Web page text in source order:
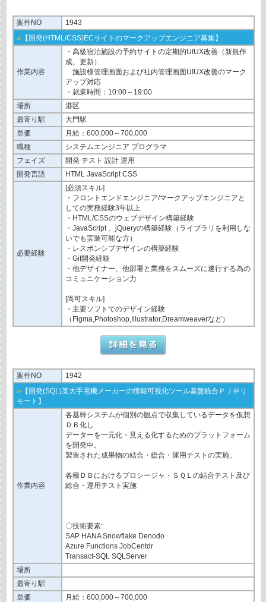
案件NO 1943
» 【開発(HTML/CSS)ECサイトのマークアップエンジニア募集】
作業内容
・高級宿泊施設の予約サイトの定期的UIUX改善（新規作
成、更新）
施設様管理画面および社内管理画面UIUX改善のマーク
アップ対応
・就業時間：10:00～19:00
場所
港区
最寄り駅
大門駅
単価
月給：600,000～700,000
職種
システムエンジニア プログラマ
フェイズ
開発 テスト 設計 運用
開発言語
HTML JavaScript CSS
必要経験
[必須スキル]
・フロントエンドエンジニア/マークアップエンジニアと
しての実務経験3年以上
・HTML/CSSのウェブデザイン構築経験
・JavaScript 、jQueryの構築経験（ライブラリを利用しな
いでも実装可能な方）
・レスポンシブデザインの構築経験
・Git開発経験
・他デザイナー、他部署と業務をスムーズに遂行する為の
コミュニケーション力
[尚可スキル]
・主要ソフトでのデザイン経験
（Figma,Photoshop,Illustrator,Dreamweaverなど）
案件NO 1942
» 【開発(SQL)某大手電機メーカーの情報可視化ツール基盤統合ＰＪ＠リ
モート】
作業内容
各基幹システムが個別の観点で収集しているデータを仮想
ＤＢ化し
データーを一元化・見える化するためのプラットフォーム
を開発中。
製造された成果物の結合・総合・運用テストの実施。
各種ＤＢにおけるプロシージャ・ＳＱＬの結合テスト及び
総合・運用テスト実施
〇技術要素:
SAP HANA Snowflake Denodo
Azure Functions JobCentdr
Transact-SQL SQLServer
場所
最寄り駅
単価
月給：600,000～700,000